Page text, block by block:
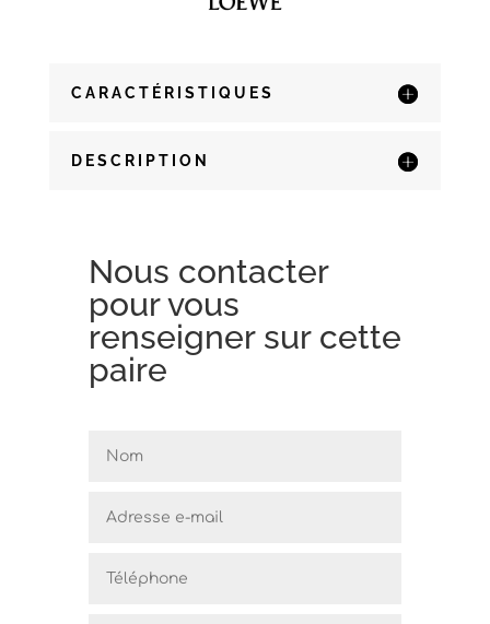
CARACTÉRISTIQUES
DESCRIPTION
Nous contacter
pour vous
renseigner sur cette
paire